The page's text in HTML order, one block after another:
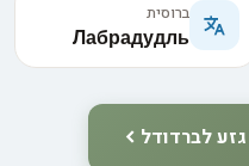
ברוסית
Лабрадудль
לברדודל